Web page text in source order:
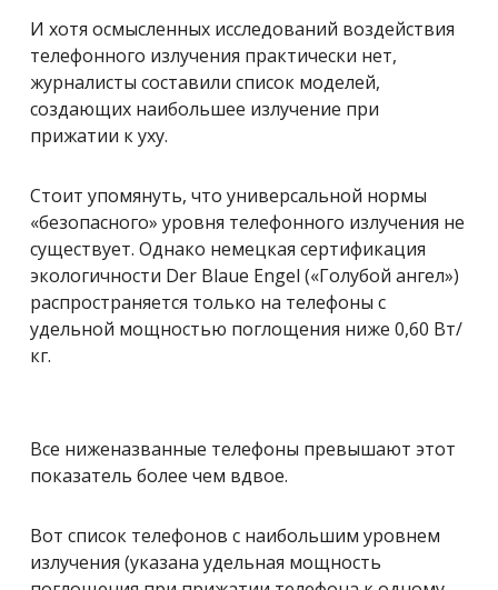
И хотя осмысленных исследований воздействия
телефонного излучения практически нет,
журналисты составили список моделей,
создающих наибольшее излучение при
прижатии к уху.
Стоит упомянуть, что универсальной нормы
«безопасного» уровня телефонного излучения не
существует. Однако немецкая сертификация
экологичности Der Blaue Engel («Голубой ангел»)
распространяется только на телефоны с
удельной мощностью поглощения ниже 0,60 Вт/
кг.
Все ниженазванные телефоны превышают этот
показатель более чем вдвое.
Вот список телефонов с наибольшим уровнем
излучения (указана удельная мощность